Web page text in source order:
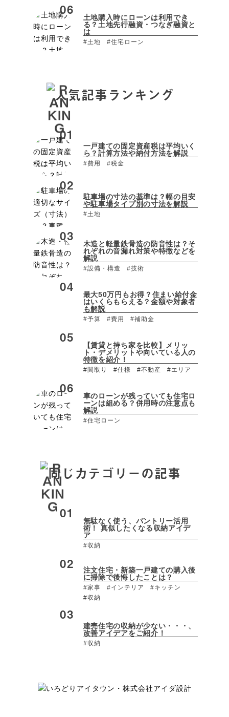
土地購入時にローンは利用でき
る？土地先行融資・つなぎ融資と
は
#土地 #住宅ローン
人気記事ランキング
一戸建ての固定資産税は平均いく
ら？計算方法や納付方法を解説
#費用 #税金
駐車場の寸法の基準は？幅の目安
や駐車場タイプ別の寸法を解説
#土地
木造と軽量鉄骨造の防音性は？そ
れぞれの音漏れ対策や特徴などを
解説
#設備・構造 #技術
最大50万円もお得？住まい給付金
はいくらもらえる？金額や対象者
も解説
#予算 #費用 #補助金
【賃貸と持ち家を比較】メリッ
ト・デメリットや向いている人の
特徴を紹介！
#間取り #仕様 #不動産 #エリア
車のローンが残っていても住宅ロ
ーンは組める？併用時の注意点も
解説
#住宅ローン
同じカテゴリーの記事
無駄なく使う、パントリー活用
術！ 真似したくなる収納アイデ
ア
#収納
注文住宅・新築一戸建ての購入後
に掃除で後悔したことは？
#家事 #インテリア
#キッチン
#収納
建売住宅の収納が少ない・・・、
改善アイデアをご紹介！
#収納